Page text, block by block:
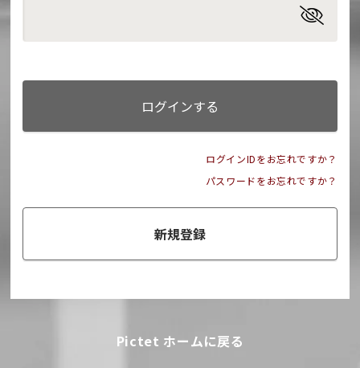
ログインする
ログインIDをお忘れですか？
パスワードをお忘れですか？
新規登録
Pictet ホームに戻る